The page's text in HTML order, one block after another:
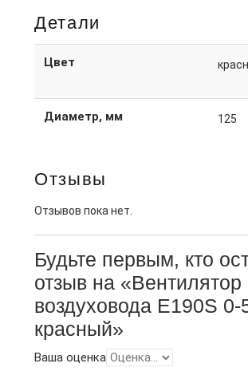
Детали
Цвет
Диаметр, мм 125
Отзывы
Отзывов пока нет.
Будьте первым, кто
отзыв на «Вентилятор
воздуховода E190S
красный»
Ваша оценка